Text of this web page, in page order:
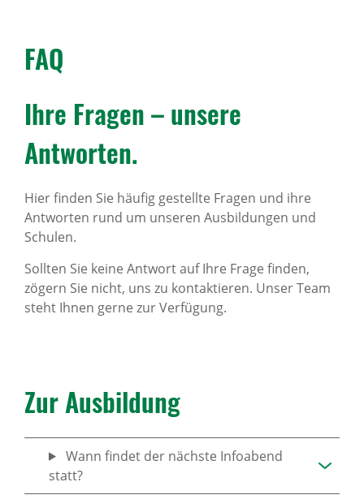
FAQ
Ihre Fragen – unsere
Antworten.
Hier finden Sie häufig gestellte Fragen und ihre
Antworten rund um unseren Ausbildungen und
Schulen.
Sollten Sie keine Antwort auf Ihre Frage finden,
zögern Sie nicht, uns zu kontaktieren. Unser Team
steht Ihnen gerne zur Verfügung.
Zur Ausbildung
Wann findet der nächste Infoabend
statt?